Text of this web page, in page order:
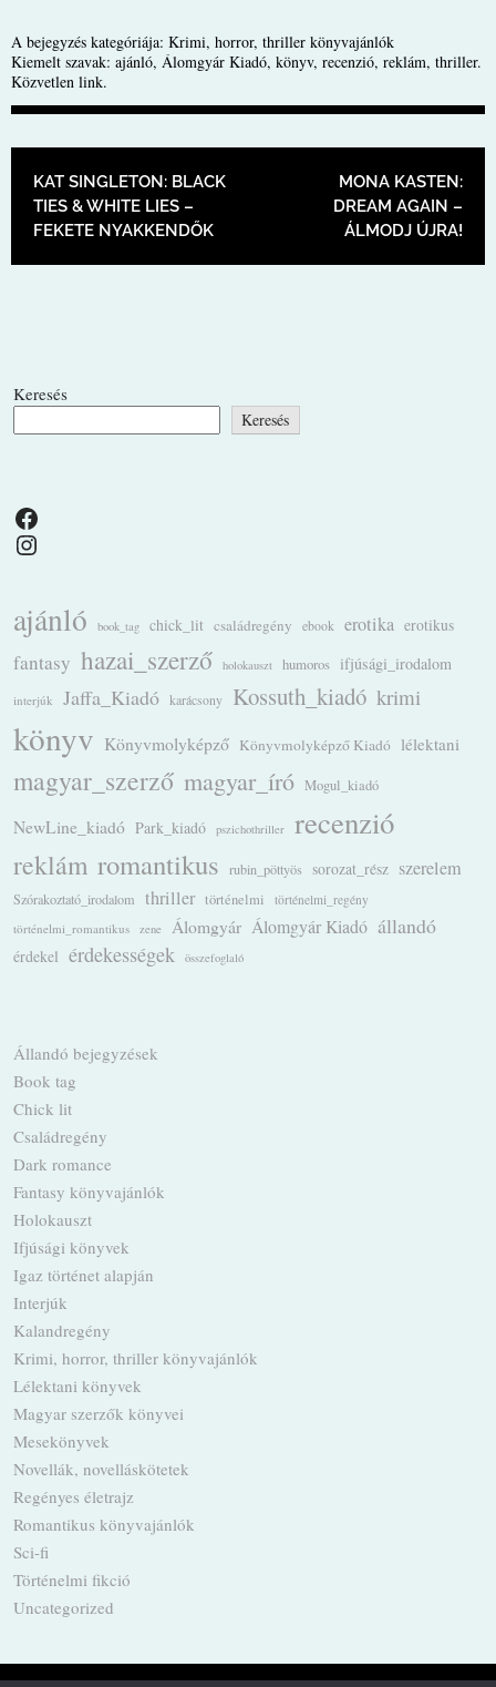
A bejegyzés kategóriája: Krimi, horror, thriller könyvajánlók
Kiemelt szavak: ajánló, Álomgyár Kiadó, könyv, recenzió, reklám, thriller.
Közvetlen link.
BEJEGYZÉS NAVIGÁCIÓ
KAT SINGLETON: BLACK
TIES & WHITE LIES –
FEKETE NYAKKENDŐK
MONA KASTEN:
DREAM AGAIN –
ÁLMODJ ÚJRA!
Keresés
Keresés
Facebook
Instagram
ajánló book_tag chick_lit családregény ebook erotika erotikus
fantasy hazai_szerző holokauszt humoros ifjúsági_irodalom
interjúk Jaffa_Kiadó karácsony Kossuth_kiadó krimi
könyv Könyvmolyképző Könyvmolyképző Kiadó lélektani
magyar_szerző magyar_író Mogul_kiadó
NewLine_kiadó Park_kiadó pszichothriller recenzió
reklám romantikus rubin_pöttyös sorozat_rész szerelem
Szórakoztató_irodalom thriller történelmi
történelmi_regény
történelmi_romantikus
zene Álomgyár Álomgyár Kiadó állandó
érdekel érdekességek összefoglaló
Állandó bejegyzések
Book tag
Chick lit
Családregény
Dark romance
Fantasy könyvajánlók
Holokauszt
Ifjúsági könyvek
Igaz történet alapján
Interjúk
Kalandregény
Krimi, horror, thriller könyvajánlók
Lélektani könyvek
Magyar szerzők könyvei
Mesekönyvek
Novellák, novelláskötetek
Regényes életrajz
Romantikus könyvajánlók
Sci-fi
Történelmi fikció
Uncategorized